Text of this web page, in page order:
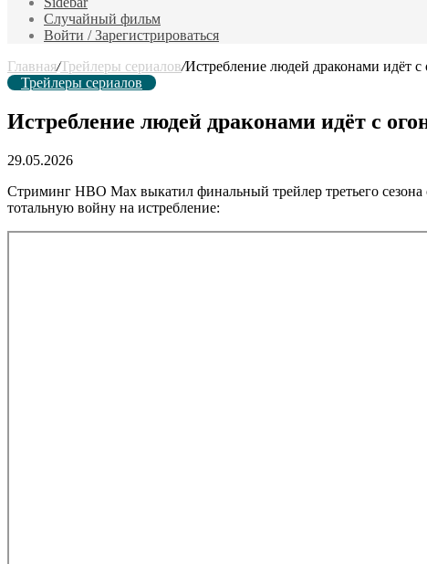
Случайный фильм
Войти / Зарегистрироваться
Главная/Трейлеры сериалов/Истребление людей драконами идёт с
Трейлеры сериалов
Истребление людей драконами идёт с
29.05.2026
Стриминг HBO Max выкатил финальный трейлер третьего сезона
тотальную войну на истребление: